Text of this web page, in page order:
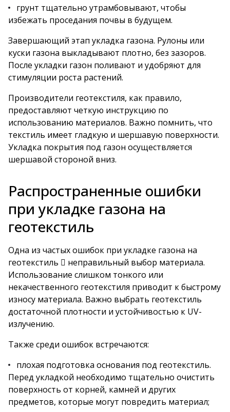
грунт тщательно утрамбовывают, чтобы
избежать проседания почвы в будущем.
Завершающий этап укладка газона. Рулоны или
куски газона выкладывают плотно, без зазоров.
После укладки газон поливают и удобряют для
стимуляции роста растений.
Производители геотекстиля, как правило,
предоставляют четкую инструкцию по
использованию материалов. Важно помнить, что
текстиль имеет гладкую и шершавую поверхности.
Укладка покрытия под газон осуществляется
шершавой стороной вниз.
Распространенные ошибки
при укладке газона на
геотекстиль
Одна из частых ошибок при укладке газона на
геотекстиль  неправильный выбор материала.
Использование слишком тонкого или
некачественного геотекстиля приводит к быстрому
износу материала. Важно выбрать геотекстиль
достаточной плотности и устойчивостью к UV-
излучению.
Также среди ошибок встречаются:
плохая подготовка основания под геотекстиль.
Перед укладкой необходимо тщательно очистить
поверхность от корней, камней и других
предметов, которые могут повредить материал;